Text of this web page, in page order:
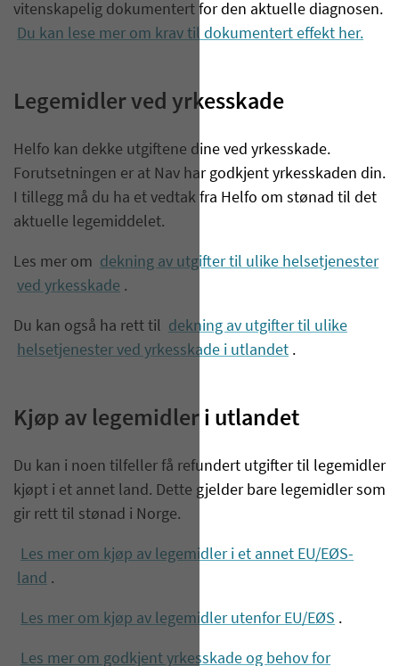
vitenskapelig dokumentert for den aktuelle diagnosen.
Du kan lese mer om krav til dokumentert effekt her.
Legemidler ved yrkesskade
Helfo kan dekke utgiftene dine ved yrkesskade.
Forutsetningen er at Nav har godkjent yrkesskaden din.
I tillegg må du ha et vedtak fra Helfo om stønad til det
aktuelle legemiddelet.
Les mer om dekning av utgifter til ulike helsetjenester
ved yrkesskade .
Du kan også ha rett til dekning av utgifter til ulike
helsetjenester ved yrkesskade i utlandet .
Kjøp av legemidler i utlandet
Du kan i noen tilfeller få refundert utgifter til legemidler
kjøpt i et annet land. Dette gjelder bare legemidler som
gir rett til stønad i Norge.
Les mer om kjøp av legemidler i et annet EU/EØS-
land .
Les mer om kjøp av legemidler utenfor EU/EØS .
Les mer om godkjent yrkesskade og behov for